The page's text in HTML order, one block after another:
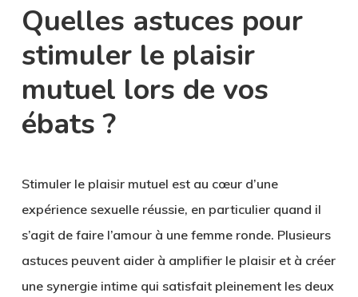
Quelles astuces pour
stimuler le plaisir
mutuel lors de vos
ébats ?
Stimuler le plaisir mutuel est au cœur d’une
expérience sexuelle réussie, en particulier quand il
s’agit de faire l’amour à une femme ronde. Plusieurs
astuces peuvent aider à amplifier le plaisir et à créer
une synergie intime qui satisfait pleinement les deux